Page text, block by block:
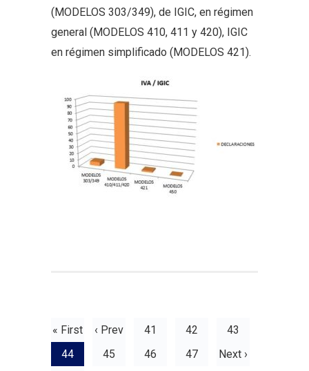
(MODELOS 303/349), de IGIC, en régimen
general (MODELOS 410, 411 y 420), IGIC
en régimen simplificado (MODELOS 421).
« First ‹ Prev 41 42
43
44
45 46 47
Next ›